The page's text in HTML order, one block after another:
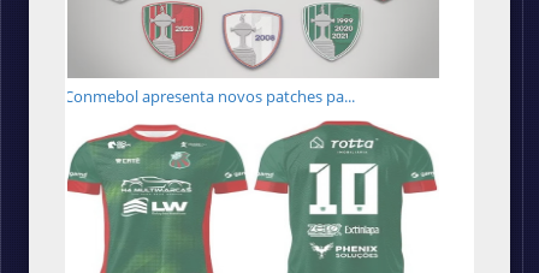
Conmebol apresenta novos patches pa...